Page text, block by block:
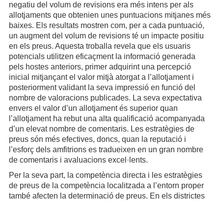
negatiu del volum de revisions era més intens per als
allotjaments que obtenien unes puntuacions mitjanes més
baixes. Els resultats mostren com, per a cada puntuació,
un augment del volum de revisions té un impacte positiu
en els preus. Aquesta troballa revela que els usuaris
potencials utilitzen eficaçment la informació generada
pels hostes anteriors, primer adquirint una percepció
inicial mitjançant el valor mitjà atorgat a l’allotjament i
posteriorment validant la seva impressió en funció del
nombre de valoracions publicades. La seva expectativa
envers el valor d’un allotjament és superior quan
l’allotjament ha rebut una alta qualificació acompanyada
d’un elevat nombre de comentaris. Les estratègies de
preus són més efectives, doncs, quan la reputació i
l’esforç dels amfitrions es tradueixen en un gran nombre
de comentaris i avaluacions excel·lents.
Per la seva part, la competència directa i les estratègies
de preus de la competència localitzada a l’entorn proper
també afecten la determinació de preus. En els districtes